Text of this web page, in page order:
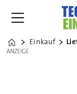
Home
Einkauf
ANZEIGE
ANZEIGE